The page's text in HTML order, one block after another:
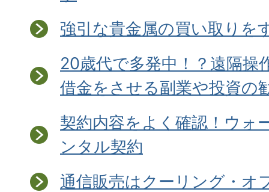
強引な貴金属の買い取りを
20歳代で多発中！？遠隔操
借金をさせる副業や投資の
契約内容をよく確認！ウォ
ンタル契約
通信販売はクーリング・オ